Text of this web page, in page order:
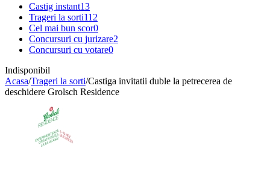
Castig instant13
Trageri la sorti112
Cel mai bun scor0
Concursuri cu jurizare2
Concursuri cu votare0
Indisponibil
Acasa/Trageri la sorti/Castiga invitatii duble la petrecerea de
deschidere Grolsch Residence